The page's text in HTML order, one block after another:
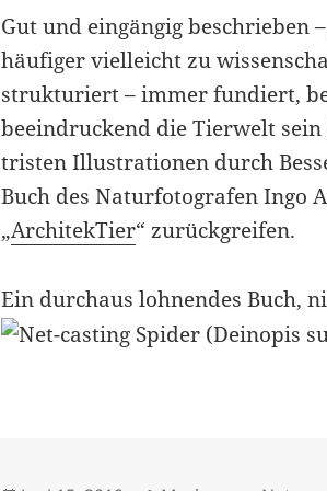
Gut und eingängig beschrieben
häufiger vielleicht zu
strukturiert – immer fundiert,
beeindruckend die Tierwelt
tristen Illustrationen durch
Buch des Naturfotografen Ingo
„ArchitekTier“ zurückgreifen.
Ein durchaus lohnendes Buch,